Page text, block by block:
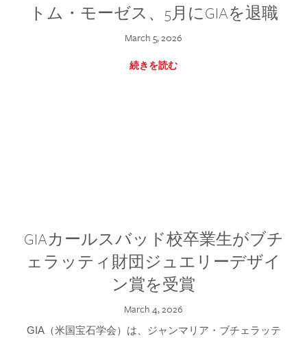
トム・モーゼス、5月にGIAを退職
March 5, 2026
続きを読む
GIAカールスバッド校卒業生がブチ
ェラッティ財団ジュエリーデザイ
ン賞を受賞
March 4, 2026
GIA（米国宝石学会）は、ジャンマリア・ブチェラッテ